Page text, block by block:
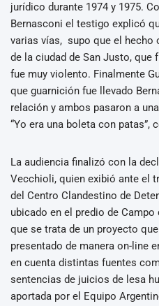
jurídico durante 1974 y 1975.
Bernasconi el testigo explicó
varias vías, supo que el hecho
de la ciudad de San Justo, que
fue muy violento. Finalmente
que guarnición fue llevado
relación y ambos pasaron a
“Yo era una boleta con patas”,
La audiencia finalizó con la
Vecchioli, quien exibió ante el
del Centro Clandestino de
ubicado en el predio de
que se trata de un proyecto
presentado de manera on-line
en cuenta distintas fuentes
sentencias de juicios de lesa
aportada por el Equipo